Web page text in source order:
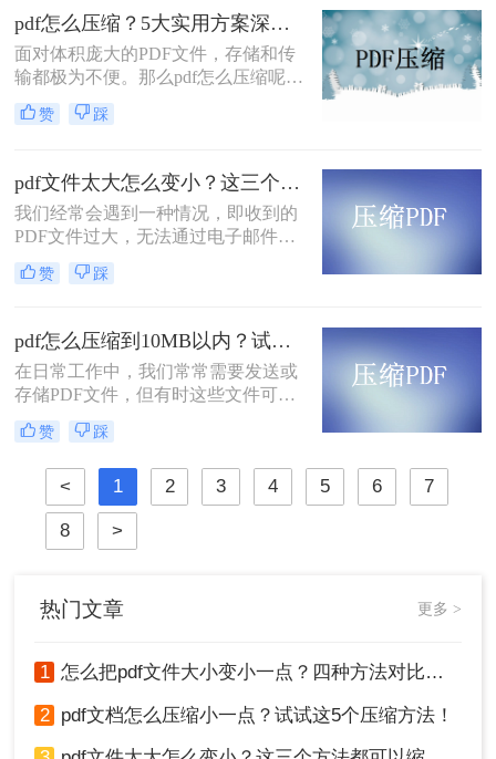
件到命令行技术与预处理技巧，为您
提供一个全面、详尽的解决方案库。
压缩PDF文件的方法，帮助您轻松解
决PDF文件过大的问题。
pdf怎么压缩？5大实用方案深度解析！
面对体积庞大的PDF文件，存储和传
输都极为不便。那么pdf怎么压缩呢？
本文将详解5种主流压缩方案，从原
理到实操，助您轻松掌握PDF瘦身技
赞 踩
pdf文件太大怎么变小？这三个方法都可以缩小！
我们经常会遇到一种情况，即收到的
PDF文件过大，无法通过电子邮件或
其他方式进行传输。那么，pdf文件太
大怎么变小呢？在本文中，我们将向
压缩PDF文件并减小文件大小。
赞 踩
pdf怎么压缩到10MB以内？试试这4个压缩方法！
在日常工作中，我们常常需要发送或
存储PDF文件，但有时这些文件可能
会过大，导致传输不便或者占用过多
存储空间。为了应对这种情况，我们
需要掌握一些有效的PDF压缩技巧，
确保文件大小不超过10MB。那么pdf
怎么压缩到10MB以内呢？本文将介
绍几种常用的PDF压缩方法。
赞 踩
< 1 2 3 4 5 6 7
8 >
热门文章 更多 >
1 怎么把pdf文件大小变小一点？四种方法对比，一看就懂！
2 pdf文档怎么压缩小一点？试试这5个压缩方法！